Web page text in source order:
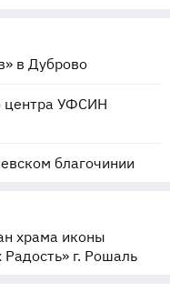
в Дуброво
центра УФСИН
благочинии
храма иконы
г. Рошаль